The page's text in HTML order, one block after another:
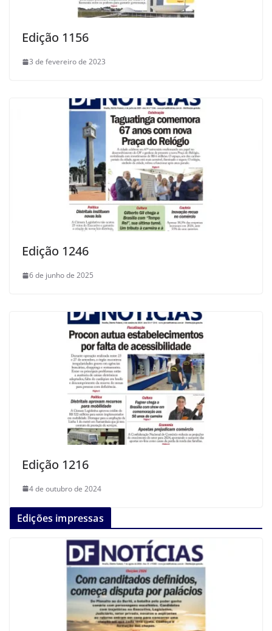
Edição 1156
3 de fevereiro de 2023
Edição 1246
6 de junho de 2025
Edição 1216
4 de outubro de 2024
Edições impressas